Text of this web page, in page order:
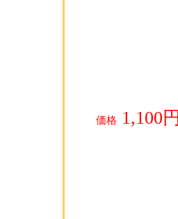
価格 1,100円